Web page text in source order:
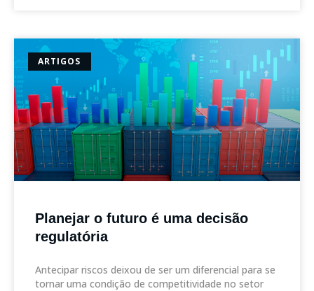
ARTIGOS
Planejar o futuro é uma decisão
regulatória
Antecipar riscos deixou de ser um diferencial para se
tornar uma condição de competitividade no setor